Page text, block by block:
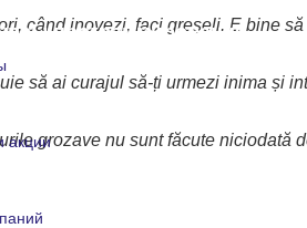
программирования
акции
când inovezi, faci greșeli. E bine
să ai curajul să-ți urmezi inima și
grozave nu sunt făcute niciodată